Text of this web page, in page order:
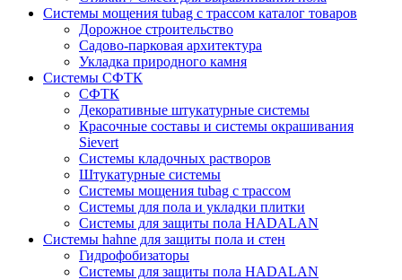
Системы мощения tubag с трассом каталог товаров
Дорожное строительство
Садово-парковая архитектура
Укладка природного камня
Системы СФТК
СФТК
Декоративные штукатурные системы
Красочные составы и системы окрашивания
Sievert
Cистемы кладочных растворов
Штукатурные системы
Системы мощения tubag с трассом
Cистемы для пола и укладки плитки
Системы для защиты пола HADALAN
Системы hahne для защиты пола и стен
Гидрофобизаторы
Системы для защиты пола HADALAN